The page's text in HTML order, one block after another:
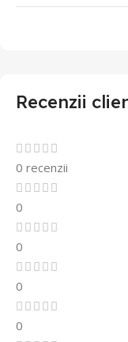
Recenzii
0 recenzii
0
0
0
0